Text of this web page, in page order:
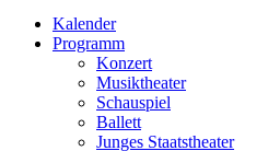
Kalender
Programm
Konzert
Musiktheater
Schauspiel
Ballett
Junges Staatstheater